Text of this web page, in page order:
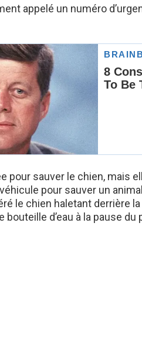
appelé un numéro
pour sauver le chien, mais
pour sauver un
le chien haletant derrière
bouteille d’eau à la pause du